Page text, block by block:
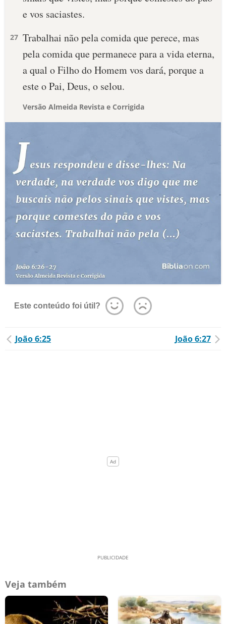
e vos saciastes.
27 Trabalhai não pela comida que perece, mas
pela comida que permanece para a vida eterna,
a qual o Filho do Homem vos dará, porque a
este o Pai, Deus, o selou.
Versão Almeida Revista e Corrigida
Este conteúdo foi útil?
João 6:25 João 6:27
Veja também